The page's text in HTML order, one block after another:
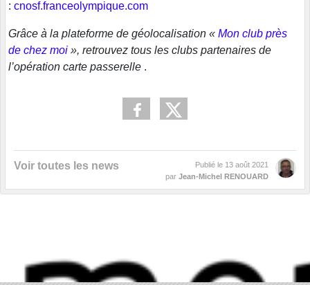
: cnosf.franceolympique.com
Grâce à la plateforme de géolocalisation « Mon club près
de chez moi », retrouvez tous les clubs partenaires de
l’opération carte passerelle .
Voir toutes les news Publié le 13 août 2021
par Jean-Michel RENOUARD